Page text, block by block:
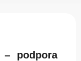
podpora